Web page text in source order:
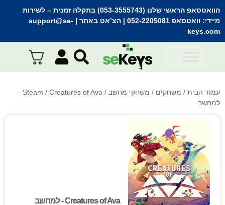
הוואטסאפ הראשי שלנו (053-3555743) בתקלה זמנית
– לשירות
מיידי: וואטסאפ 052-2205081 | הצ’אט באתר | support@se-
keys.com
עמוד הבית / משחקים / משחקי מחשב /
Steam
/ Creatures of Ava –
למחשב
Creatures of Ava - למחשב
Creatures of Ava - למחשב